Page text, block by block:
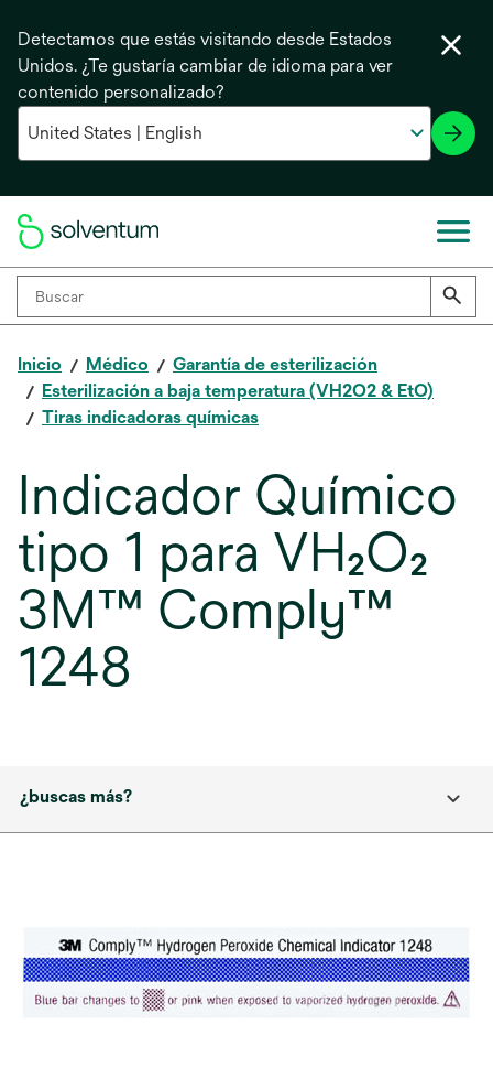
Detectamos que estás visitando desde Estados
Unidos. ¿Te gustaría cambiar de idioma para ver
contenido personalizado?
Inicio Médico
Garantía de esterilización
Esterilización a baja temperatura (VH2O2 & EtO)
Tiras indicadoras químicas
Indicador Químico
tipo 1 para VH₂O₂
3M™ Comply™
1248
¿buscas más?